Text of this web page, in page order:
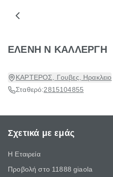
ΕΛΕΝΗ Ν ΚΑΛΛΕΡΓΗ
ΚΑΡΤΕΡΟΣ, Γουβες, Ηρακλειο
Σταθερό:2815104855
Σχετικά με εμάς
Η Εταιρεία
Προβολή στο 11888 giaola